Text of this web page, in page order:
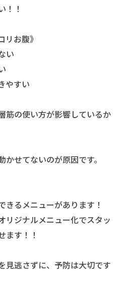
！！
リお腹》
い
やすい
筋の使い方が影響しているか
せてないのが原因です。
きるメニューがあります！
リジナルメニュー化でスタッ
ます！！
見逃さずに、予防は大切です